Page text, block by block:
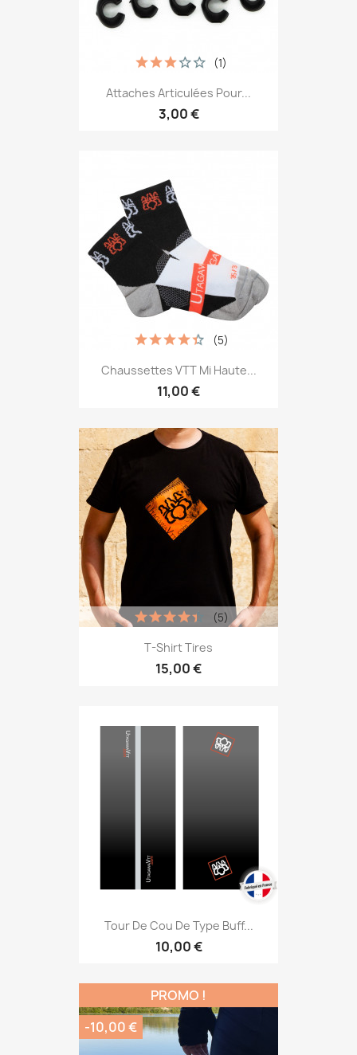
Attaches Articulées Pour...
3,00 €
(1)
Chaussettes VTT Mi Haute...
11,00 €
(5)
T-Shirt Tires
15,00 €
(5)
Tour De Cou De Type Buff...
10,00 €
PROMO !
-10,00 €